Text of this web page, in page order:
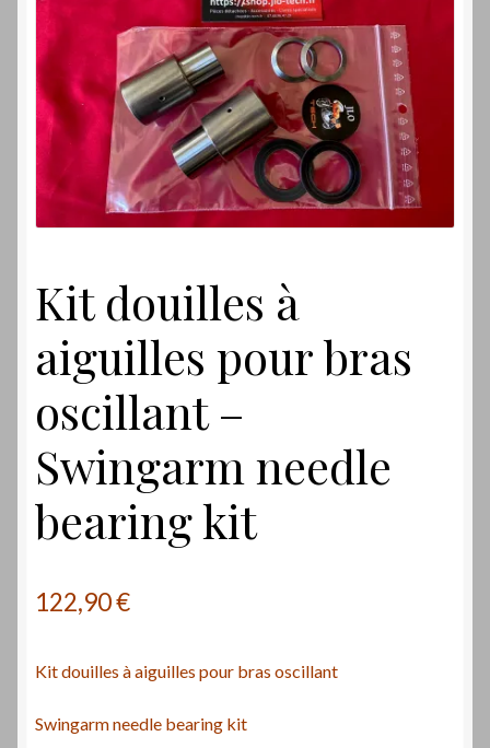
Kit douilles à
aiguilles pour bras
oscillant –
Swingarm needle
bearing kit
122,90€
Kit douilles à aiguilles pour bras oscillant
Swingarm needle bearing kit